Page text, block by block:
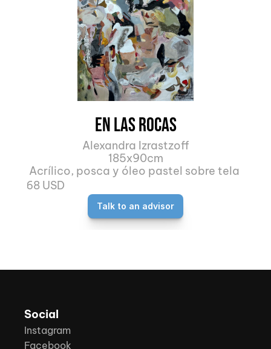
En las rocas
Alexandra Izrastzoff
185x90cm
Acrílico, posca y óleo pastel sobre tela
3168 USD
Talk to an advisor
Social
Instagram
Facebook